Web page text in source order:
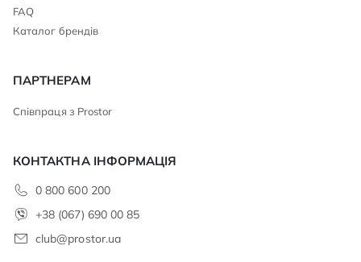
FAQ
Каталог брендів
ПАРТНЕРАМ
Співпраця з Prostor
КОНТАКТНА ІНФОРМАЦІЯ
0 800 600 200
+38 (067) 690 00 85
club@prostor.ua